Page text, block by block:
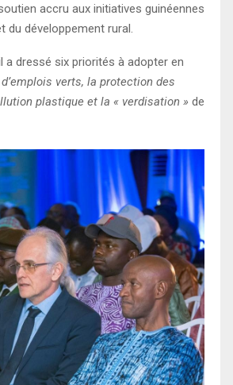
accru aux initiatives guinéennes
du développement rural.
a dressé six priorités à adopter en
verts, la protection des
plastique et la « verdisation » de